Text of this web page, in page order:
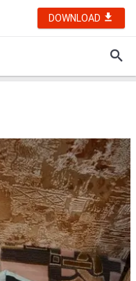
DOWNLOAD